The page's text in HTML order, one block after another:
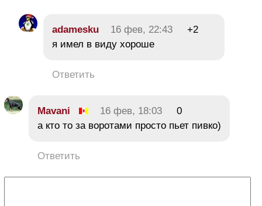
adamesku 16 фев, 22:43
+2
я имел в виду хороше
Ответить
Mavani 16 фев, 18:03
0
а кто то за воротами просто пьет пивко)
Ответить